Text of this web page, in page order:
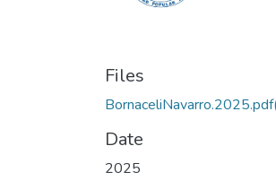
Files
BornaceliNavarro.2025.pdf
Date
2025